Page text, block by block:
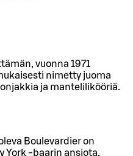
vuonna 1971
nimetty juoma
ja mantelilikööriä.
Boulevardier on
York -baarin ansiota.